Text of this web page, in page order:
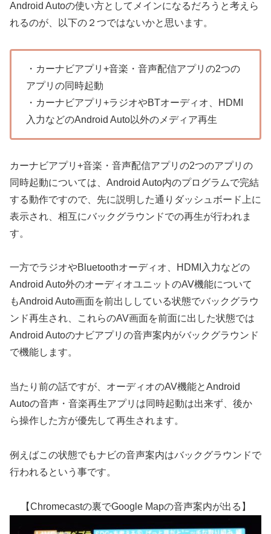
Android Autoの使い方としてメインになるだろうと考えら
れるのが、以下の２つではないかと思います。
・カーナビアプリ+音楽・音声配信アプリの2つの
アプリの同時起動
・カーナビアプリ+ラジオやBTオーディオ、HDMI
入力などのAndroid Auto以外のメディア再生
カーナビアプリ+音楽・音声配信アプリの2つのアプリの
同時起動については、Android Auto内のプログラムで完結
する動作ですので、先に説明した通りダッシュボード上に
表示され、相互にバックグラウンドでの再生が行われま
す。
一方でラジオやBluetoothオーディオ、HDMI入力などの
Android Auto外のオーディオユニットのAV機能について
もAndroid Auto画面を前出ししている状態でバックグラウ
ンド再生され、これらのAV画面を前面に出した状態では
Android Autoのナビアプリの音声案内がバックグラウンド
で機能します。
当たり前の話ですが、オーディオのAV機能とAndroid
Autoの音声・音楽再生アプリは同時起動は出来ず、後か
ら操作した方が優先して再生されます。
例えばこの状態でもナビの音声案内はバックグラウンドで
行われるという事です。
【Chromecastの裏でGoogle Mapの音声案内が出る】